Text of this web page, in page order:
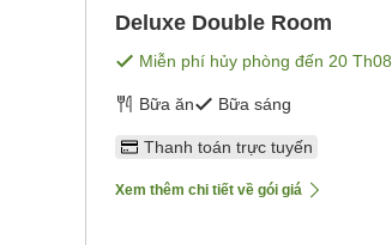
Deluxe Double Room
Miễn phí hủy phòng đến 20 Th08
Bữa ăn Bữa sáng
Thanh toán trực tuyến
Xem thêm chi tiết về gói giá